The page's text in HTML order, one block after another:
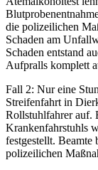
die polizeilichen
Schaden am
Schaden entstand
Aufpralls komplett
Fall 2: Nur eine
Streifenfahrt in
Rollstuhlfahrer auf.
Krankenfahrstuhls
festgestellt. Beamte
polizeilichen